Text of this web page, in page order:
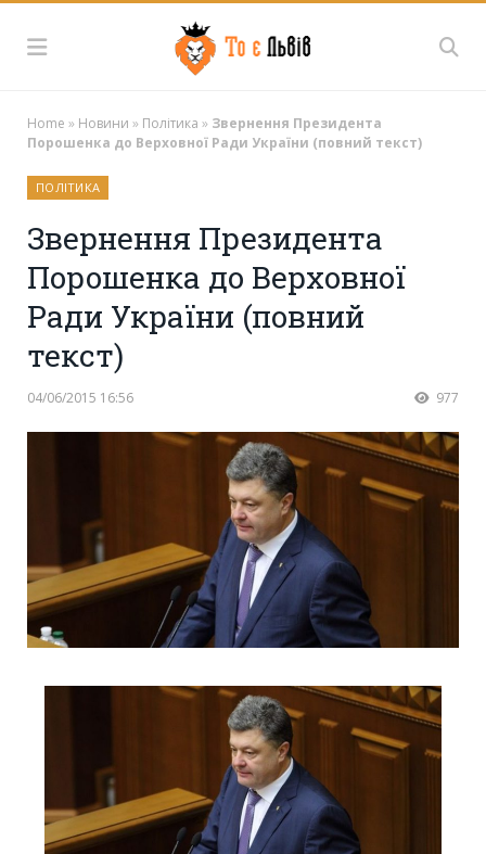
Home » Новини » Політика » Звернення Президента
Порошенка до Верховної Ради України (повний текст)
ПОЛІТИКА
Звернення Президента
Порошенка до Верховної
Ради України (повний
текст)
04/06/2015 16:56 977